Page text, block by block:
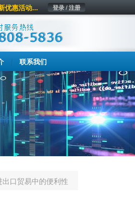
登录 / 注册
优惠活动...
联系我们
口贸易中的便利性